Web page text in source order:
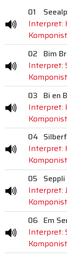
01
Interpret:
02 Bim
Interpret:
03 Bi en
Interpret:
04
Interpret:
05
Interpret:
06 Em
Interpret: